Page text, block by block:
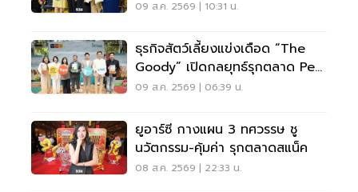
09 ส.ค. 2569 | 10:31 น.
ธุรกิจสัตว์เลี้ยงแข่งเดือด “The
Goody” เปิดกลยุทธ์รุกตลาด Pet
Humanization
09 ส.ค. 2569 | 06:39 น.
ยูอาร์ซี กางแผน 3 ทศวรรษ ชู
นวัตกรรม-คุ้มค่า รุกตลาดสแน็ค
08 ส.ค. 2569 | 22:33 น.